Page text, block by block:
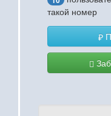
такой номер